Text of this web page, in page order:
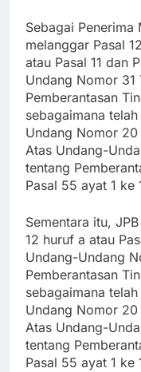
Sebagai Penerima
melanggar Pasal
atau Pasal 11 dan
Undang Nomor 31
Pemberantasan
sebagaimana
Undang Nomor 20
Atas Undang-
tentang
Pasal 55 ayat 1 ke
Sementara itu,
12 huruf a atau
Undang-Undang
Pemberantasan
sebagaimana
Undang Nomor 20
Atas Undang-
tentang
Pasal 55 ayat 1 ke